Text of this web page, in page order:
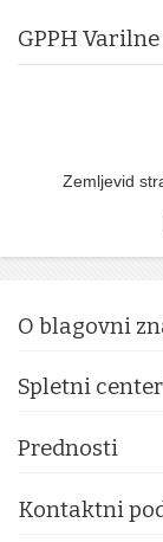
GPPH
Zemljevid
O blagovni
Spletni
Prednosti
Kontaktni